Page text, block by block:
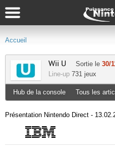
Accueil
Wii U Sortie le 30/
Line-up 731 jeux
Hub de la console Tous les
Présentation Nintendo Direct -